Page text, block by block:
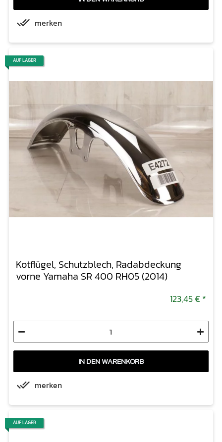
merken
AUF LAGER
Kotflügel, Schutzblech, Radabdeckung
vorne Yamaha SR 400 RH05 (2014)
123,45 € *
IN DEN WARENKORB
merken
AUF LAGER